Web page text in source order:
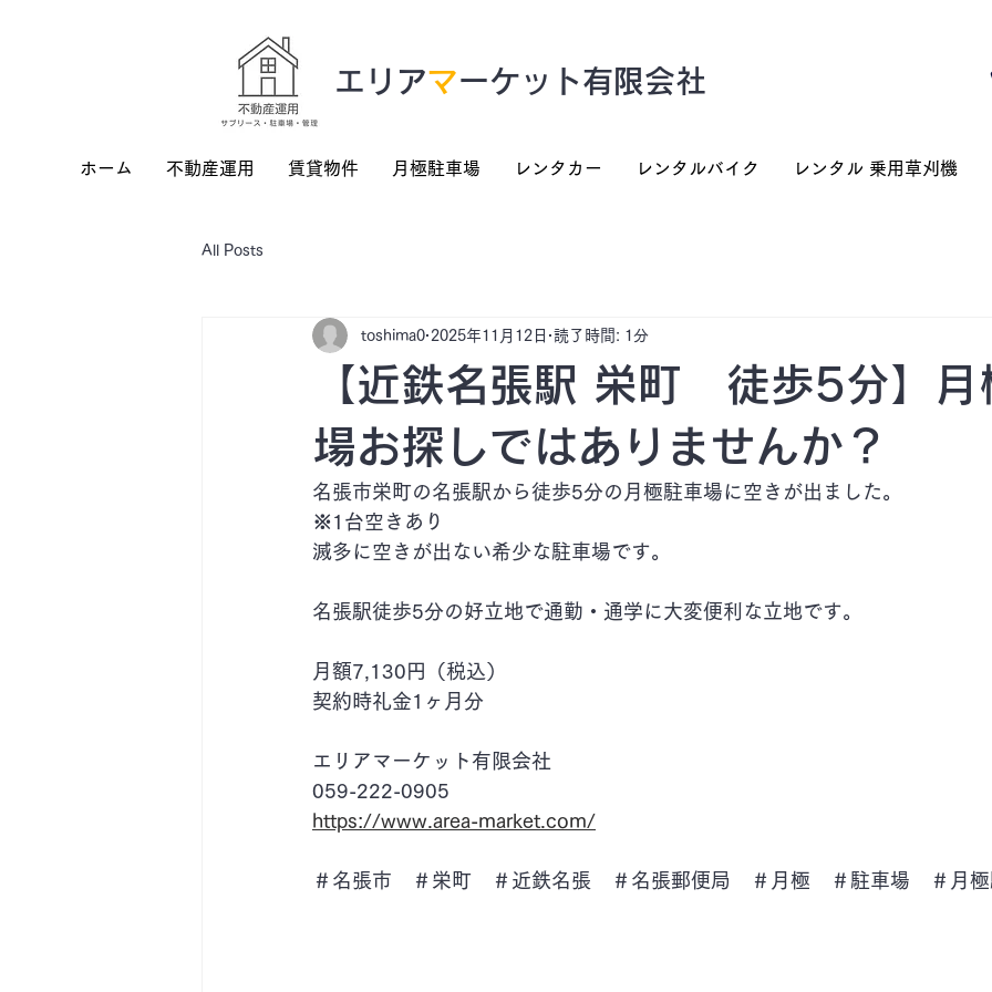
​エリアマーケット有限会社
ホーム 不動産運用 賃貸物件 月極駐車場 レンタカー レンタルバイク レンタル 乗用草刈機
All Posts
【近鉄名張駅 栄町 徒歩5分】月
場お探しではありませんか？
toshima0 2025年11月12日 読了時間: 1分
名張市栄町の名張駅から徒歩5分の月極駐車場に空きが出ました。
※1台空きあり
滅多に空きが出ない希少な駐車場です。
名張駅徒歩5分の好立地で通勤・通学に大変便利な立地です。
月額7,130円（税込）
契約時礼金1ヶ月分
エリアマーケット有限会社
059-222-0905
https://www.area-market.com/
＃名張市　＃栄町　＃近鉄名張　＃名張郵便局　＃月極　＃駐車場　＃月